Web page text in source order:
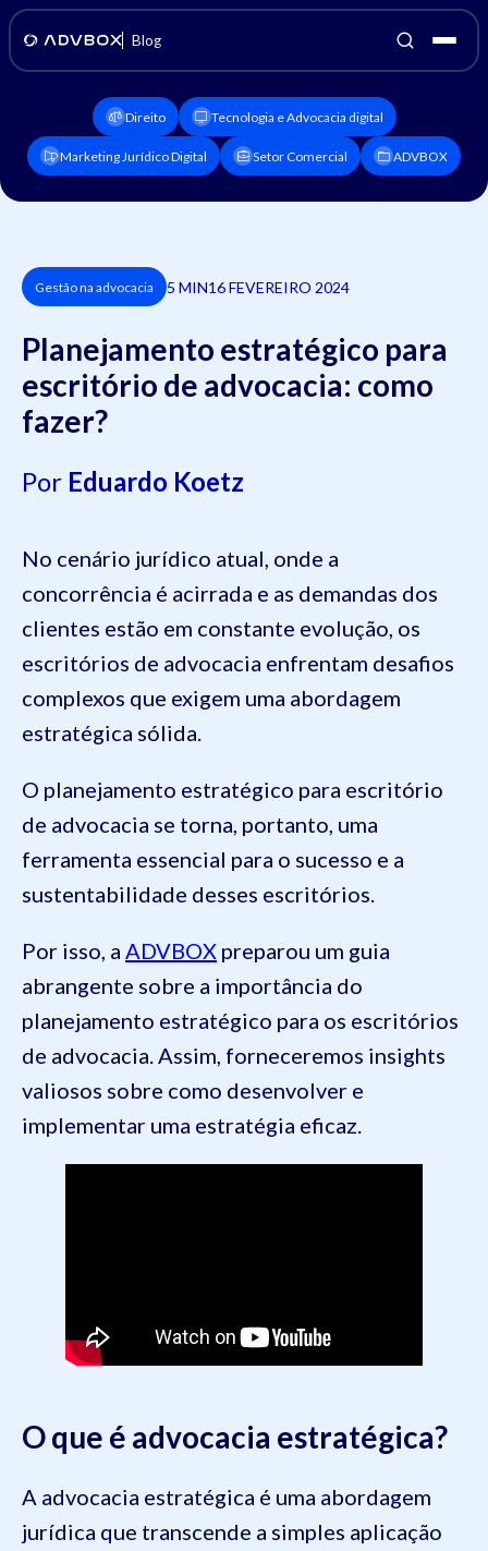
Blog
Direito Tecnologia e Advocacia digital
Marketing Jurídico Digital Setor Comercial ADVBOX
Gestão na advocacia 5 MIN16 FEVEREIRO 2024
Planejamento estratégico para
escritório de advocacia: como
fazer?
Por Eduardo Koetz
No cenário jurídico atual, onde a
concorrência é acirrada e as demandas dos
clientes estão em constante evolução, os
escritórios de advocacia enfrentam desafios
complexos que exigem uma abordagem
estratégica sólida.
O planejamento estratégico para escritório
de advocacia se torna, portanto, uma
ferramenta essencial para o sucesso e a
sustentabilidade desses escritórios.
Por isso, a ADVBOX preparou um guia
abrangente sobre a importância do
planejamento estratégico para os escritórios
de advocacia. Assim, forneceremos insights
valiosos sobre como desenvolver e
implementar uma estratégia eficaz.
O que é advocacia estratégica?
A advocacia estratégica é uma abordagem
jurídica que transcende a simples aplicação